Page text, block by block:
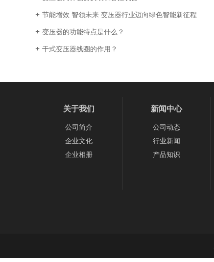
节能增效 智领未来 变压器行业迈向绿色智能新征程
变压器的功能特点是什么？
干式变压器线圈的作用？
关于我们
公司简介
企业文化
企业相册
新闻中心
公司动态
行业新闻
产品知识